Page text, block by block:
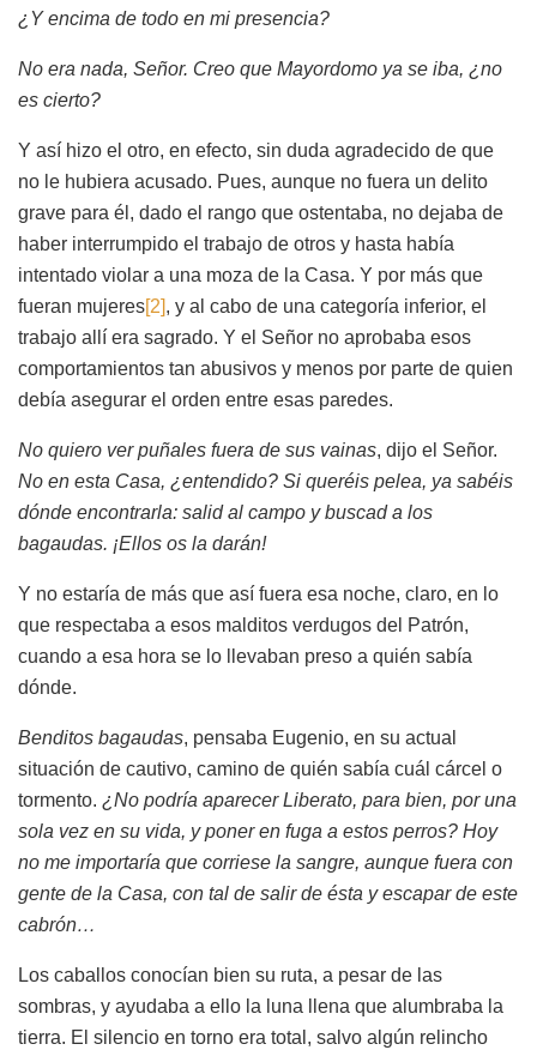
¿Y encima de todo en mi presencia?
No era nada, Señor. Creo que Mayordomo ya se iba, ¿no
es cierto?
Y así hizo el otro, en efecto, sin duda agradecido de que
no le hubiera acusado. Pues, aunque no fuera un delito
grave para él, dado el rango que ostentaba, no dejaba de
haber interrumpido el trabajo de otros y hasta había
intentado violar a una moza de la Casa. Y por más que
fueran mujeres[2], y al cabo de una categoría inferior, el
trabajo allí era sagrado. Y el Señor no aprobaba esos
comportamientos tan abusivos y menos por parte de quien
debía asegurar el orden entre esas paredes.
No quiero ver puñales fuera de sus vainas, dijo el Señor.
No en esta Casa, ¿entendido? Si queréis pelea, ya sabéis
dónde encontrarla: salid al campo y buscad a los
bagaudas. ¡Ellos os la darán!
Y no estaría de más que así fuera esa noche, claro, en lo
que respectaba a esos malditos verdugos del Patrón,
cuando a esa hora se lo llevaban preso a quién sabía
dónde.
Benditos bagaudas, pensaba Eugenio, en su actual
situación de cautivo, camino de quién sabía cuál cárcel o
tormento. ¿No podría aparecer Liberato, para bien, por una
sola vez en su vida, y poner en fuga a estos perros? Hoy
no me importaría que corriese la sangre, aunque fuera con
gente de la Casa, con tal de salir de ésta y escapar de este
cabrón…
Los caballos conocían bien su ruta, a pesar de las
sombras, y ayudaba a ello la luna llena que alumbraba la
tierra. El silencio en torno era total, salvo algún relincho